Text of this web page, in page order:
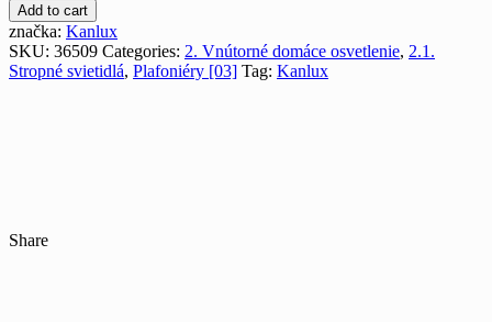
Add to cart
značka: Kanlux
SKU: 36509 Categories: 2. Vnútorné domáce osvetlenie, 2.1.
Stropné svietidlá, Plafoniéry [03] Tag: Kanlux
Share